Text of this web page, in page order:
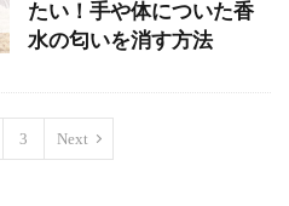
たい！手や体についた香
水の匂いを消す方法
3 Next